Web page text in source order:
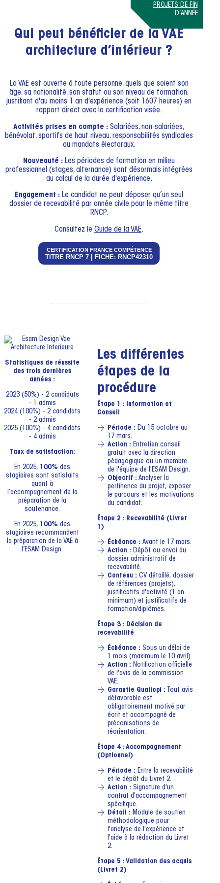
PROJETS DE FIN
D’ANNÉE
Qui peut bénéficier de la VAE
architecture d’intérieur ?
La VAE est ouverte à toute personne, quels que soient son
âge, sa nationalité, son statut ou son niveau de formation,
justifiant d'au moins 1 an d'expérience (soit 1607 heures) en
rapport direct avec la certification visée.
Activités prises en compte : Salariées, non-salariées,
bénévolat, sportifs de haut niveau, responsabilités syndicales
ou mandats électoraux.
Nouveauté : Les périodes de formation en milieu
professionnel (stages, alternance) sont désormais intégrées
au calcul de la durée d'expérience.
Engagement : Le candidat ne peut déposer qu’un seul
dossier de recevabilité par année civile pour le même titre
RNCP.
Consultez le Guide de la VAE.
CERTIFICATION FRANCE COMPÉTENCE
TITRE RNCP 7 | FICHE: RNCP42310
Statistiques de réussite
des trois dernières
années :
2023 (50%) - 2 candidats
- 1 admis
2024 (100%) - 2 candidats
- 2 admis
2025 (100%) - 4 candidats
- 4 admis
Taux de satisfaction:
En 2025, 100% des
stagiaires sont satisfaits
quant à
l’accompagnement de la
préparation de la
soutenance.
En 2025, 100% des
stagiaires recommandent
la préparation de la VAE à
l’ESAM Design.
Les différentes
étapes de la
procédure
Étape 1 : Information et
Conseil
Période : Du 15 octobre au
17 mars.
Action : Entretien conseil
gratuit avec la direction
pédagogique ou un membre
de l'équipe de l'ESAM Design.
Objectif : Analyser la
pertinence du projet, exposer
le parcours et les motivations
du candidat.
Étape 2 : Recevabilité (Livret
1)
Échéance : Avant le 17 mars.
Action : Dépôt ou envoi du
dossier administratif de
recevabilité.
Contenu : CV détaillé, dossier
de références (projets),
justificatifs d'activité (1 an
minimum) et justificatifs de
formation/diplômes.
Étape 3 : Décision de
recevabilité
Échéance : Sous un délai de
1 mois (maximum le 10 avril).
Action : Notification officielle
de l'avis de la commission
VAE.
Garantie Qualiopi : Tout avis
défavorable est
obligatoirement motivé par
écrit et accompagné de
préconisations de
réorientation.
Étape 4 : Accompagnement
(Optionnel)
Période : Entre la recevabilité
et le dépôt du Livret 2.
Action : Signature d'un
contrat d'accompagnement
spécifique.
Détail : Module de soutien
méthodologique pour
l'analyse de l'expérience et
l'aide à la rédaction du Livret
2.
Étape 5 : Validation des acquis
(Livret 2)